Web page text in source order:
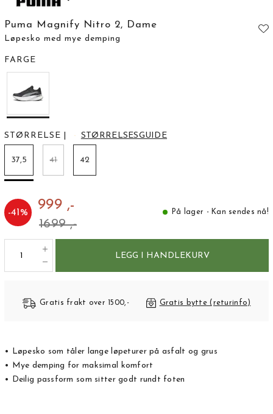
Puma Magnify Nitro 2, Dame
Løpesko med mye demping
FARGE
STØRRELSE STØRRELSESGUIDE
37,5 41 42
-41 % 999 ,-
1699 ,-
På lager - Kan sendes nå!
LEGG I HANDLEKURV
Gratis frakt over 1500,- Gratis bytte (returinfo)
• Løpesko som tåler lange løpeturer på asfalt og grus
• Mye demping for maksimal komfort
• Deilig passform som sitter godt rundt foten